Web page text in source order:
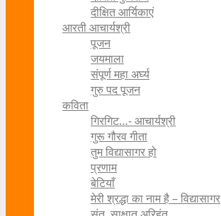
दीक्षित आर्यिकाएं
आरती आचार्यश्री
पूजन
जयमाला
संपूर्ण महा अर्घ्य
गुरु पद पूजन
कविता
गिरगिट…- आचार्यश्री
गुरू गौरव गीता
तुम विद्यासागर हो
प्रणाम
बेटियाँ
मेरी श्रद्धा का नाम है – विद्यासागर